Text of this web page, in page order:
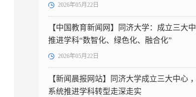
2026年05月22日
【中国教育新闻网】同济大学：成立三大
推进学科“数智化、绿色化、融合化”
2026年05月22日
【新闻晨报网站】同济大学成立三大中心
系统推进学科转型走深走实